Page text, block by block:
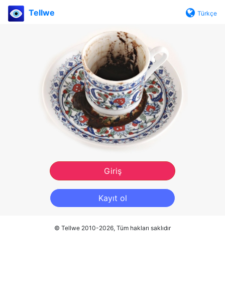
Tellwe Türkçe
Giriş
Kayıt ol
© Tellwe 2010-2026, Tüm hakları saklıdır